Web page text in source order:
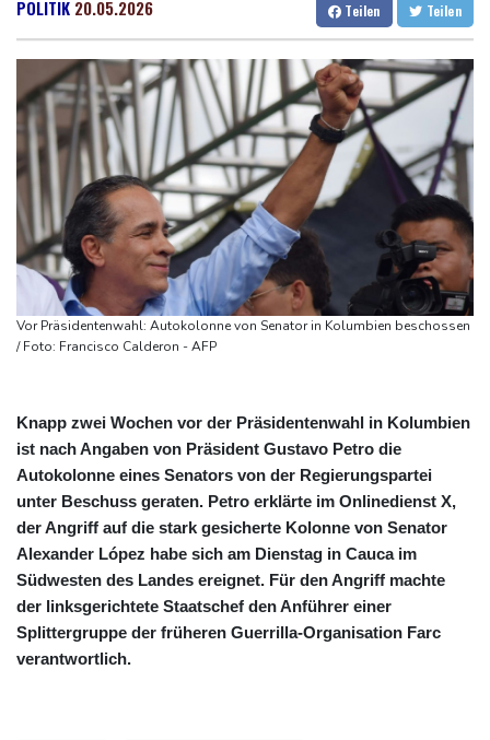
Salzburg
20 °C
Baden-Baden
18 °C
Nowitzki trauert um ersten NBA-Coach Nelson: "RIP, Legende"
Neuer Waldbrand in Südfrankreich: Mehr als 200
Feuerwehrleute im Einsatz
Umfrage: Mehrheit der Deutschen gegen Abschaffung der
"Rente mit 63"
Klingbeil plant höhere Besteuerung bestimmter Vereine
Bericht: Dobrindt verdoppelt Anti-Drohnen-Einheiten der
Bundespolizei
Netanjahu lehnt von Trump unterstützten 15-Punkte-Plan für
Gazastreifen weiter ab
POLITIK 20.05.2026 Teilen Teilen
Vor Präsidentenwahl: Autokolonne von Senator in Kolumbien beschossen
/ Foto: Francisco Calderon - AFP
Knapp zwei Wochen vor der Präsidentenwahl in Kolumbien
ist nach Angaben von Präsident Gustavo Petro die
Autokolonne eines Senators von der Regierungspartei
unter Beschuss geraten. Petro erklärte im Onlinedienst X,
der Angriff auf die stark gesicherte Kolonne von Senator
Alexander López habe sich am Dienstag in Cauca im
Südwesten des Landes ereignet. Für den Angriff machte
der linksgerichtete Staatschef den Anführer einer
Splittergruppe der früheren Guerrilla-Organisation Farc
verantwortlich.